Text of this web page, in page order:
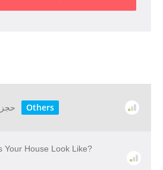
حجز Others
Your House Look Like?